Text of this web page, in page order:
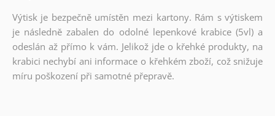
Výtisk je bezpečně umístěn mezi kartony. Rám s výtiskem
je následně zabalen do odolné lepenkové krabice (5vl) a
odeslán až přímo k vám. Jelikož jde o křehké produkty, na
krabici nechybí ani informace o křehkém zboží, což snižuje
míru poškození při samotné přepravě.